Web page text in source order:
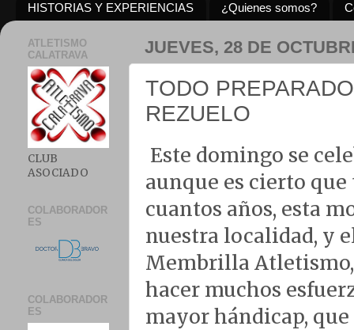
HISTORIAS Y EXPERIENCIAS
¿Quienes somos?
JUEVES, 28 DE
TODO
REZUELO
Este domingo se
aunque es cierto
cuantos años, esta
nuestra localidad, y
Membrilla Atletismo,
hacer muchos
mayor hándicap,
ATLETISMO
CALATRAVA
CLUB
ASOCIADO
COLABORADOR
ES
COLABORADOR
ES